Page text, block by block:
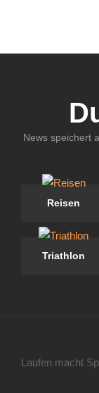
News speichert
Reisen
Triathlon
Laufen macht